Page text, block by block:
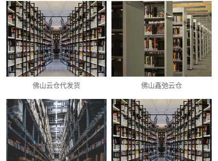
佛山云仓代发货 佛山鑫弛云仓